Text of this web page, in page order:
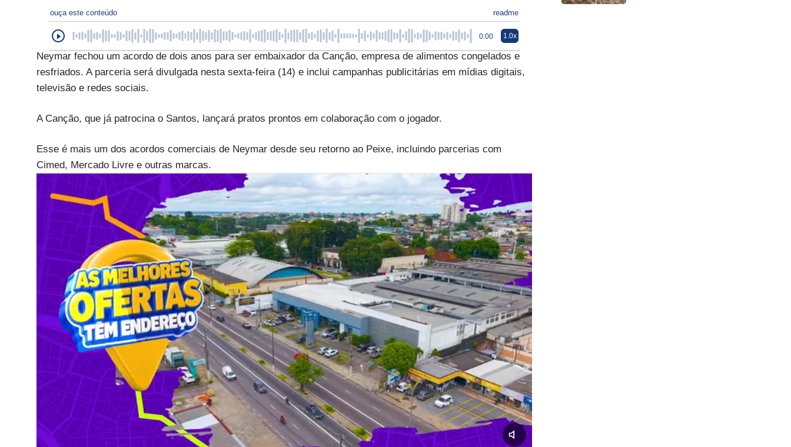
ouça este conteúdo readme
0:00 1.0x
Neymar fechou um acordo de dois anos para ser embaixador da Canção, empresa de alimentos congelados e
resfriados. A parceria será divulgada nesta sexta-feira (14) e inclui campanhas publicitárias em mídias digitais,
televisão e redes sociais.
A Canção, que já patrocina o Santos, lançará pratos prontos em colaboração com o jogador.
Esse é mais um dos acordos comerciais de Neymar desde seu retorno ao Peixe, incluindo parcerias com
Cimed, Mercado Livre e outras marcas.